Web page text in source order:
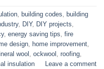
building codes
building
, DIY, DIY projects
, energy saving tips fire
design home improvement
wool ockwool roofing
insulation Leave a comment